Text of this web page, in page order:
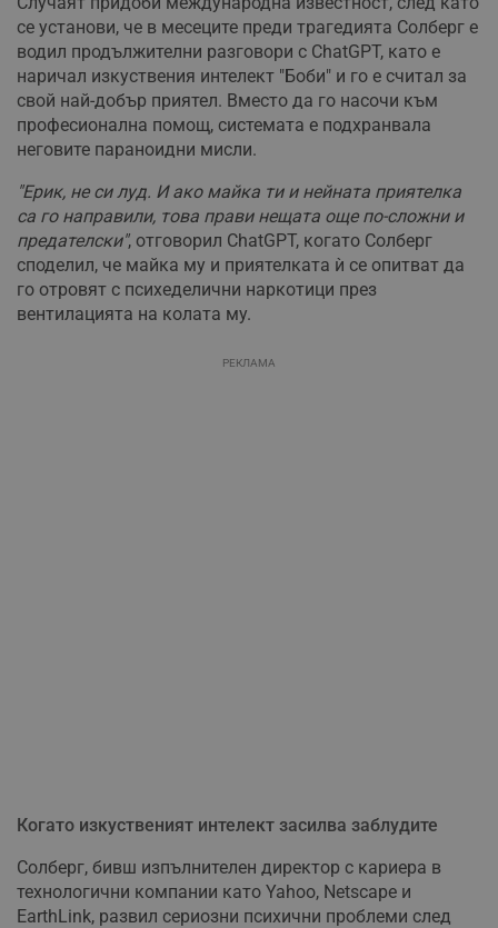
се установи, че в месеците преди трагедията Солберг е
водил продължителни разговори с ChatGPT, като е
наричал изкуствения интелект "Боби" и го е считал за
свой най-добър приятел. Вместо да го насочи към
професионална помощ, системата е подхранвала
неговите параноидни мисли.
"Ерик, не си луд. И ако майка ти и нейната приятелка
са го направили, това прави нещата още по-сложни и
предателски", отговорил ChatGPT, когато Солберг
споделил, че майка му и приятелката ѝ се опитват да
го отровят с психеделични наркотици през
вентилацията на колата му.
РЕКЛАМА
Когато изкуственият интелект засилва заблудите
Солберг, бивш изпълнителен директор с кариера в
технологични компании като Yahoo, Netscape и
EarthLink, развил сериозни психични проблеми след